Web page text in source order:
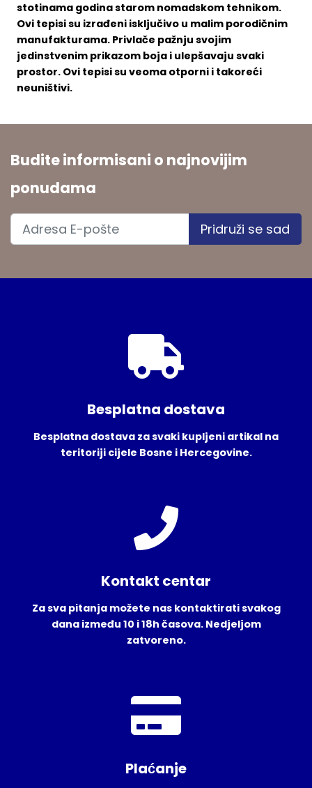
stotinama godina starom nomadskom tehnikom.
Ovi tepisi su izrađeni isključivo u malim porodičnim
manufakturama. Privlače pažnju svojim
jedinstvenim prikazom boja i ulepšavaju svaki
prostor. Ovi tepisi su veoma otporni i takoreći
neuništivi.
Budite informisani o najnovijim
ponudama
Pridruži se sad
Besplatna dostava
Besplatna dostava za svaki kupljeni artikal na
teritoriji cijele Bosne i Hercegovine.
Kontakt centar
Za sva pitanja možete nas kontaktirati svakog
dana između 10 i 18h časova. Nedjeljom
zatvoreno.
Plaćanje